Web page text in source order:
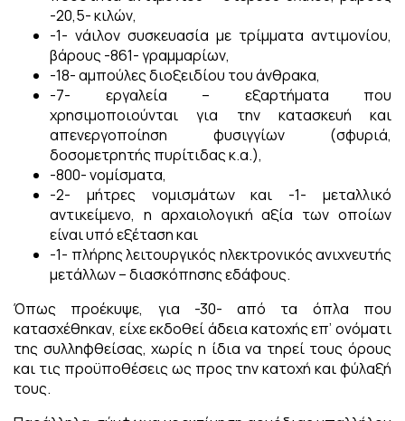
-20,5- κιλών,
-1- νάιλον συσκευασία με τρίμματα αντιμονίου,
βάρους -861- γραμμαρίων,
-18- αμπούλες διοξειδίου του άνθρακα,
-7- εργαλεία – εξαρτήματα που
χρησιμοποιούνται για την κατασκευή και
απενεργοποίηση φυσιγγίων (σφυριά,
δοσομετρητής πυρίτιδας κ.α.),
-800- νομίσματα,
-2- μήτρες νομισμάτων και -1- μεταλλικό
αντικείμενο, η αρχαιολογική αξία των οποίων
είναι υπό εξέταση και
-1- πλήρης λειτουργικός ηλεκτρονικός ανιχνευτής
μετάλλων – διασκόπησης εδάφους.
Όπως προέκυψε, για -30- από τα όπλα που
κατασχέθηκαν, είχε εκδοθεί άδεια κατοχής επ’ ονόματι
της συλληφθείσας, χωρίς η ίδια να τηρεί τους όρους
και τις προϋποθέσεις ως προς την κατοχή και φύλαξή
τους.